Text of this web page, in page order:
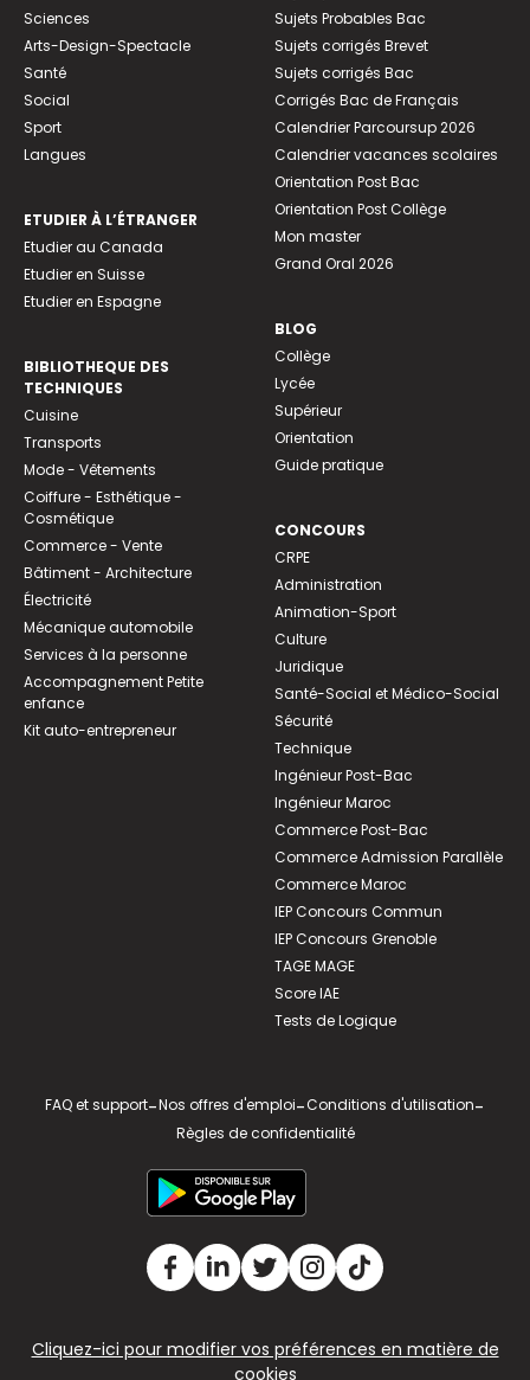
Sciences
Arts-Design-Spectacle
Santé
Social
Sport
Langues
ETUDIER À L’ÉTRANGER
Etudier au Canada
Etudier en Suisse
Etudier en Espagne
BIBLIOTHEQUE DES
TECHNIQUES
Cuisine
Transports
Mode - Vêtements
Coiffure - Esthétique -
Cosmétique
Commerce - Vente
Bâtiment - Architecture
Électricité
Mécanique automobile
Services à la personne
Accompagnement Petite
enfance
Kit auto-entrepreneur
Sujets Probables Bac
Sujets corrigés Brevet
Sujets corrigés Bac
Corrigés Bac de Français
Calendrier Parcoursup 2026
Calendrier vacances scolaires
Orientation Post Bac
Orientation Post Collège
Mon master
Grand Oral 2026
BLOG
Collège
Lycée
Supérieur
Orientation
Guide pratique
CONCOURS
CRPE
Administration
Animation-Sport
Culture
Juridique
Santé-Social et Médico-Social
Sécurité
Technique
Ingénieur Post-Bac
Ingénieur Maroc
Commerce Post-Bac
Commerce Admission Parallèle
Commerce Maroc
IEP Concours Commun
IEP Concours Grenoble
TAGE MAGE
Score IAE
Tests de Logique
FAQ et support-Nos offres d'emploi-Conditions d'utilisation-
Règles de confidentialité
Cliquez-ici pour modifier vos préférences en matière de
cookies